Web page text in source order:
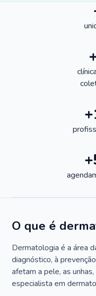
O que é
Dermatologia é a área
diagnóstico, à
afetam a pele, as
especialista em